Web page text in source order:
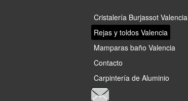
Cristalería Burjassot Valencia
Rejas y toldos Valencia
Mamparas baño Valencia
Contacto
Carpintería de Aluminio